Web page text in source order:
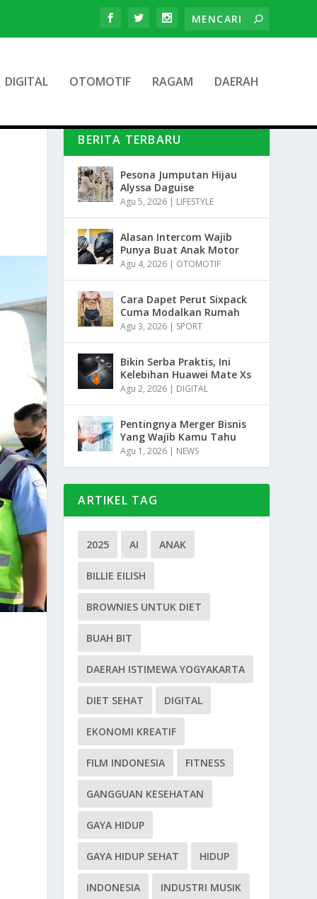
DIGITAL OTOMOTIF RAGAM DAERAH
BERITA TERBARU
Pesona Jumputan Hijau
Alyssa Daguise
Agu 5, 2026 | LIFESTYLE
Alasan Intercom Wajib
Punya Buat Anak Motor
Agu 4, 2026 | OTOMOTIF
Cara Dapet Perut Sixpack
Cuma Modalkan Rumah
Agu 3, 2026 | SPORT
Bikin Serba Praktis, Ini
Kelebihan Huawei Mate Xs
Agu 2, 2026 | DIGITAL
Pentingnya Merger Bisnis
Yang Wajib Kamu Tahu
Agu 1, 2026 | NEWS
ARTIKEL TAG
2025 AI ANAK
BILLIE EILISH
BROWNIES UNTUK DIET
BUAH BIT
DAERAH ISTIMEWA YOGYAKARTA
DIET SEHAT DIGITAL
EKONOMI KREATIF
FILM INDONESIA FITNESS
GANGGUAN KESEHATAN
GAYA HIDUP
GAYA HIDUP SEHAT HIDUP
INDONESIA INDUSTRI MUSIK